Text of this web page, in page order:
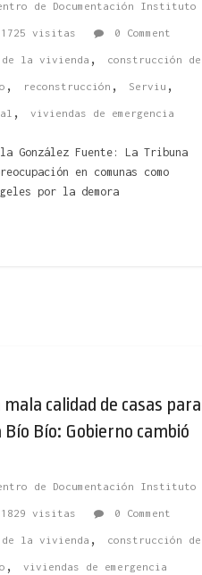
de Documentación Instituto
1725 visitas 0 Comment
la vivienda , construcción de
, reconstrucción , Serviu ,
, viviendas de emergencia
González Fuente: La Tribuna
en comunas como
por la demora
calidad de casas para
Bío: Gobierno cambió
de Documentación Instituto
1829 visitas 0 Comment
la vivienda , construcción de
, viviendas de emergencia